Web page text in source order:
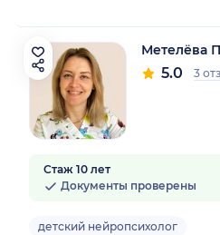
Метелёва
5.0 3
Стаж 10 лет
Документы проверены
детский нейропсихолог